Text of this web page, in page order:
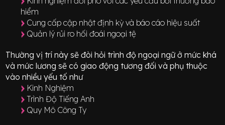
hiểm
Cung cấp cập nhật định kỳ và báo cáo hiệu suất
Quản lý rủi ro hối đoái ngoại tệ
Thường vị trí này sẽ đòi hỏi trình độ ngoại ngữ ở mứckhá
và mức lương sẽ có giao động tương đối và phụ thuộc
vào nhiều yếu tố như
Kinh Nghiệm
Trình Độ Tiếng Anh
Quy Mô Công Ty